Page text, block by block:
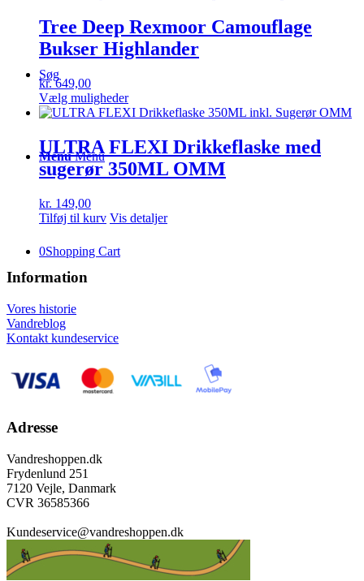
Søg
Menu Menu
0Shopping Cart
flere
varianter.
Mulighederne
på
varesiden
Tree Deep Rexmoor Camouflage
Bukser Highlander
kr.649,00
Vælg mulighederDette
vare
flere
varianter.
Mulighederne
på
varesiden
ULTRA FLEXI Drikkeflaske med
sugerør 350ML OMM
kr. 149,00
Tilføj til kurv Vis detaljer
Information
Vores historie
Vandreblog
Kontakt kundeservice
Adresse
Vandreshoppen.dk
Frydenlund 251
7120 Vejle, Danmark
CVR 36585366
Kundeservice@vandreshoppen.dk